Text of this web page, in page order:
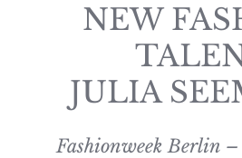
NEW
JULIA
Fashionweek Berlin